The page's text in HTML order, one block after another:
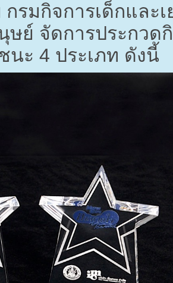
รมกิจการเด็กและ
ย์ จัดการประกวด
นะ 4 ประเภท ดังนี้